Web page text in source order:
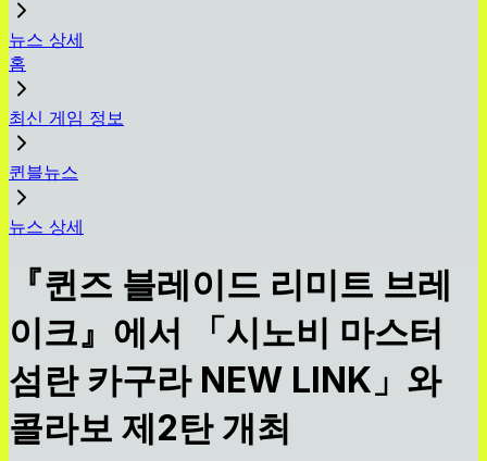
뉴스 상세
홈
최신 게임 정보
퀸블뉴스
뉴스 상세
『퀸즈 블레이드 리미트 브레
이크』에서 「시노비 마스터
섬란 카구라 NEW LINK」와
콜라보 제2탄 개최